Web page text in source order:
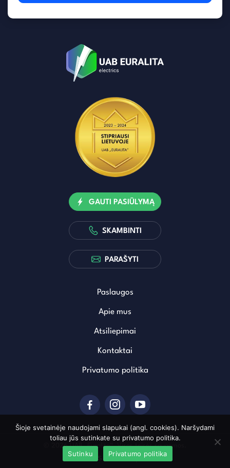
GAUTI PASIŪLYMĄ
SKAMBINTI
PARAŠYTI
Paslaugos
Apie mus
Atsiliepimai
Kontaktai
Privatumo politika
© 2026 UAB „Euralita“. Visos teisės saugomos.
Sukurta:
Šioje svetainėje naudojami slapukai (angl. cookies). Naršydami
toliau jūs sutinkate su privatumo politika.
Sutinku
Privatumo politika